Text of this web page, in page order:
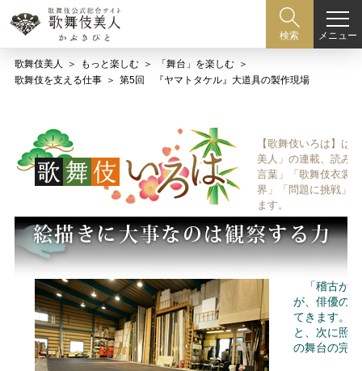
検索 メニュー
歌舞伎美人 もっと楽しむ
「舞台」を楽しむ
歌舞伎を支える仕事
第5回 『ヤマトタケル』大道具の製作現場
【歌舞伎いろは】は
美人」の連載、読み
言葉」「歌舞伎衣裳
界」「問題に挑戦」
ます。
「稽古がは
が、俳優の
てきます。
と、次に照
の舞台の完